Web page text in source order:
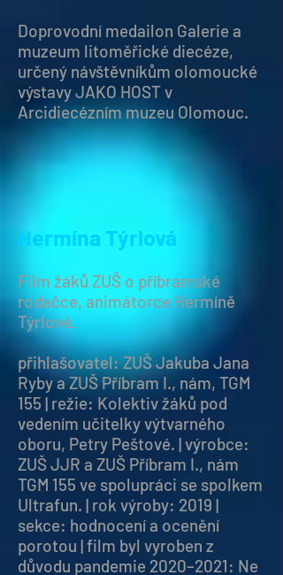
Doprovodní medailon Galerie a
muzeum litoměřické diecéze,
určený návštěvníkům olomoucké
výstavy JAKO HOST v
Arcidiecézním muzeu Olomouc.
Hermína Týrlová
Film žáků ZUŠ o příbramské
rodačce, animátorce Hermíně
Týrlové.
přihlašovatel: ZUŠ Jakuba Jana
Ryby a ZUŠ Příbram I., nám, TGM
155 | režie: Kolektiv žáků pod
vedením učitelky výtvarného
oboru, Petry Peštové. | výrobce:
ZUŠ JJR a ZUŠ Příbram I., nám
TGM 155 ve spolupráci se spolkem
Ultrafun. | rok výroby: 2019 |
sekce: hodnocení a ocenění
porotou | film byl vyroben z
důvodu pandemie 2020–2021: Ne